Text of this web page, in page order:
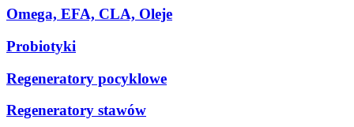
Omega, EFA, CLA, Oleje
Probiotyki
Regeneratory pocyklowe
Regeneratory stawów